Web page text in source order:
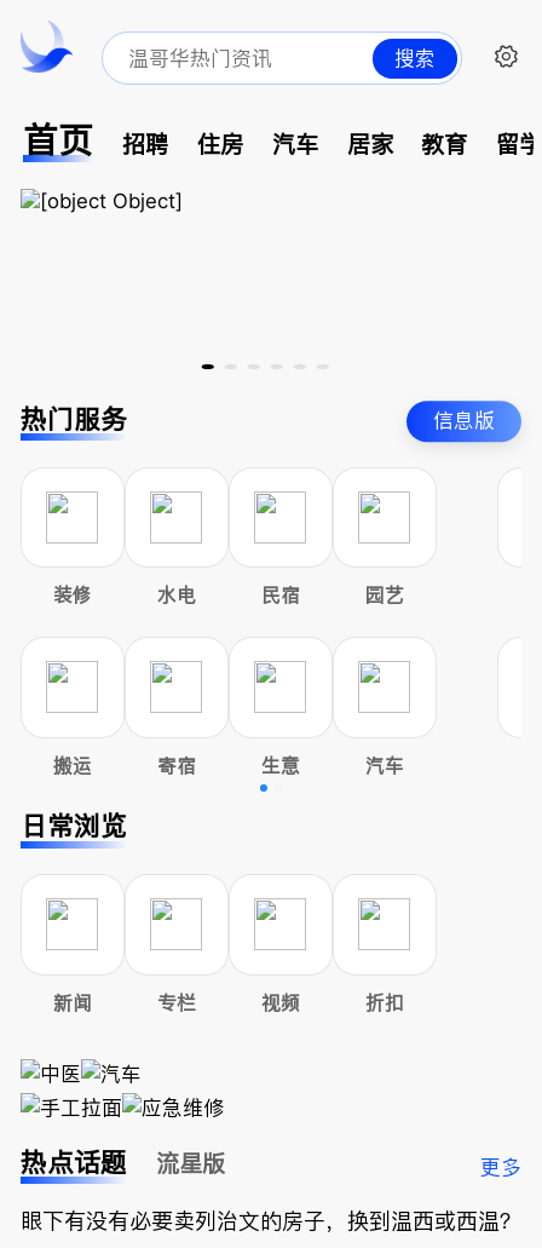
搜索
首页 招聘 住房 汽车 居家 教育 留
热门服务 信息版
装修 水电 民宿 园艺
搬运 寄宿 生意 汽车
日常浏览
新闻 专栏 视频 折扣
热点话题 流星版 更多
眼下有没有必要卖列治文的房子，换到温西或西温？